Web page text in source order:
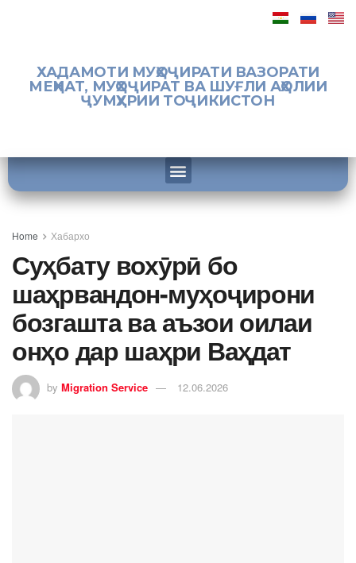
ХАДАМОТИ МУҲОҶИРАТИ ВАЗОРАТИ
МЕҲНАТ, МУҲОҶИРАТ ВА ШУҒЛИ АҲОЛИИ
ҶУМҲУРИИ ТОҶИКИСТОН
Home Хабархо
Суҳбату вохӯрӣ бо
шаҳрвандон-муҳоҷирони
бозгашта ва аъзои оилаи
онҳо дар шаҳри Ваҳдат
by Migration Service 12.06.2026